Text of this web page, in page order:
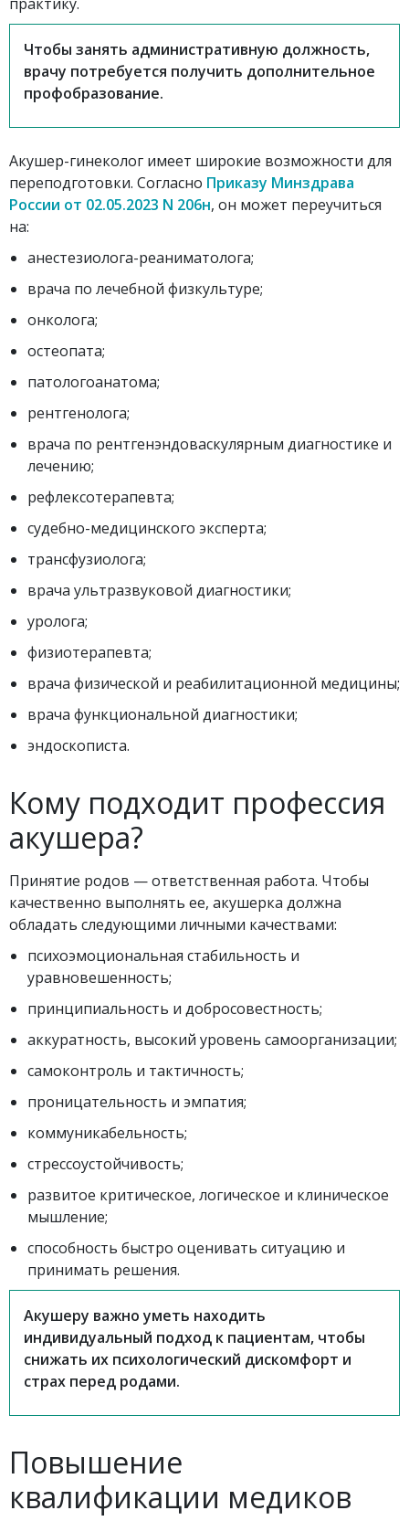
Чтобы занять административную должность,
врачу потребуется получить дополнительное
профобразование.
Акушер-гинеколог имеет широкие возможности для
переподготовки. Согласно Приказу Минздрава
России от 02.05.2023 N 206н, он может переучиться
на:
анестезиолога-реаниматолога;
врача по лечебной физкультуре;
онколога;
остеопата;
патологоанатома;
рентгенолога;
врача по рентгенэндоваскулярным диагностике и
лечению;
рефлексотерапевта;
судебно-медицинского эксперта;
трансфузиолога;
врача ультразвуковой диагностики;
уролога;
физиотерапевта;
врача физической и реабилитационной медицины;
врача функциональной диагностики;
эндоскописта.
Кому подходит профессия
акушера?
Принятие родов — ответственная работа. Чтобы
качественно выполнять ее, акушерка должна
обладать следующими личными качествами:
психоэмоциональная стабильность и
уравновешенность;
принципиальность и добросовестность;
аккуратность, высокий уровень самоорганизации;
самоконтроль и тактичность;
проницательность и эмпатия;
коммуникабельность;
стрессоустойчивость;
развитое критическое, логическое и клиническое
мышление;
способность быстро оценивать ситуацию и
принимать решения.
Акушеру важно уметь находить
индивидуальный подход к пациентам, чтобы
снижать их психологический дискомфорт и
страх перед родами.
Повышение
квалификации медиков